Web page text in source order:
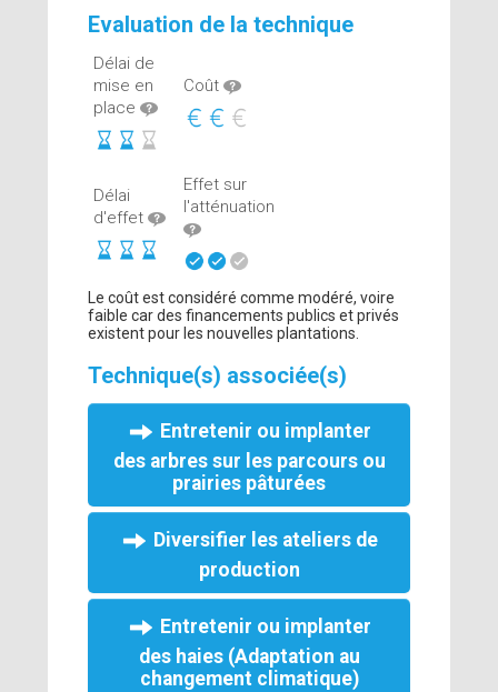
Evaluation de la technique
Délai de
mise en
place
Coût
Délai
d'effet
Effet sur
l'atténuation
Le coût est considéré comme modéré, voire
faible car des financements publics et privés
existent pour les nouvelles plantations.
Technique(s) associée(s)
Entretenir ou implanter
des arbres sur les parcours ou
prairies pâturées
Diversifier les ateliers de
production
Entretenir ou implanter
des haies (Adaptation au
changement climatique)